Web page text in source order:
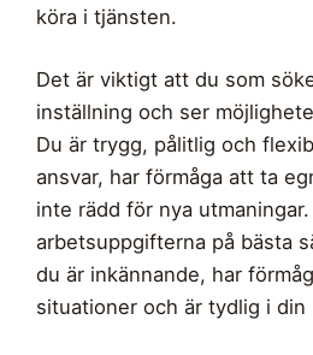
köra i tjänsten.
Det är viktigt att du som
inställning och ser
Du är trygg, pålitlig och
ansvar, har förmåga att ta
inte rädd för nya
arbetsuppgifterna på bästa
du är inkännande, har
situationer och är tydlig i din